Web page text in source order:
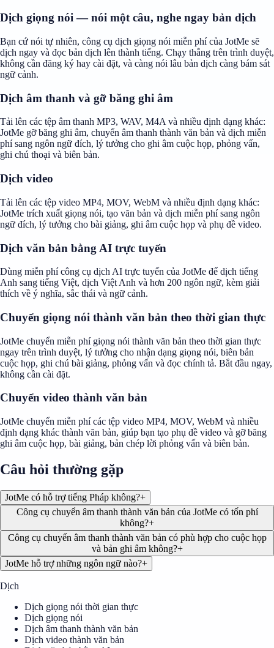
Dịch giọng nói — nói một câu, nghe ngay bản dịch
Bạn cứ nói tự nhiên, công cụ dịch giọng nói miễn phí của JotMe sẽ
dịch ngay và đọc bản dịch lên thành tiếng. Chạy thẳng trên trình duyệt,
không cần đăng ký hay cài đặt, và càng nói lâu bản dịch càng bám sát
ngữ cảnh.
Dịch âm thanh và gỡ băng ghi âm
Tải lên các tệp âm thanh MP3, WAV, M4A và nhiều định dạng khác:
JotMe gỡ băng ghi âm, chuyển âm thanh thành văn bản và dịch miễn
phí sang ngôn ngữ đích, lý tưởng cho ghi âm cuộc họp, phỏng vấn,
ghi chú thoại và biên bản.
Dịch video
Tải lên các tệp video MP4, MOV, WebM và nhiều định dạng khác:
JotMe trích xuất giọng nói, tạo văn bản và dịch miễn phí sang ngôn
ngữ đích, lý tưởng cho bài giảng, ghi âm cuộc họp và phụ đề video.
Dịch văn bản bằng AI trực tuyến
Dùng miễn phí công cụ dịch AI trực tuyến của JotMe để dịch tiếng
Anh sang tiếng Việt, dịch Việt Anh và hơn 200 ngôn ngữ, kèm giải
thích về ý nghĩa, sắc thái và ngữ cảnh.
Chuyển giọng nói thành văn bản theo thời gian thực
JotMe chuyển miễn phí giọng nói thành văn bản theo thời gian thực
ngay trên trình duyệt, lý tưởng cho nhận dạng giọng nói, biên bản
cuộc họp, ghi chú bài giảng, phỏng vấn và đọc chính tả. Bắt đầu ngay,
không cần cài đặt.
Chuyển video thành văn bản
JotMe chuyển miễn phí các tệp video MP4, MOV, WebM và nhiều
định dạng khác thành văn bản, giúp bạn tạo phụ đề video và gỡ băng
ghi âm cuộc họp, bài giảng, bản chép lời phỏng vấn và biên bản.
Câu hỏi thường gặp
JotMe có hỗ trợ tiếng Pháp không?+
Công cụ chuyển âm thanh thành văn bản của JotMe có tốn phí
không?+
Công cụ chuyển âm thanh thành văn bản có phù hợp cho cuộc họp
và bản ghi âm không?+
JotMe hỗ trợ những ngôn ngữ nào?+
Dịch
Dịch giọng nói thời gian thực
Dịch giọng nói
Dịch âm thanh thành văn bản
Dịch video thành văn bản